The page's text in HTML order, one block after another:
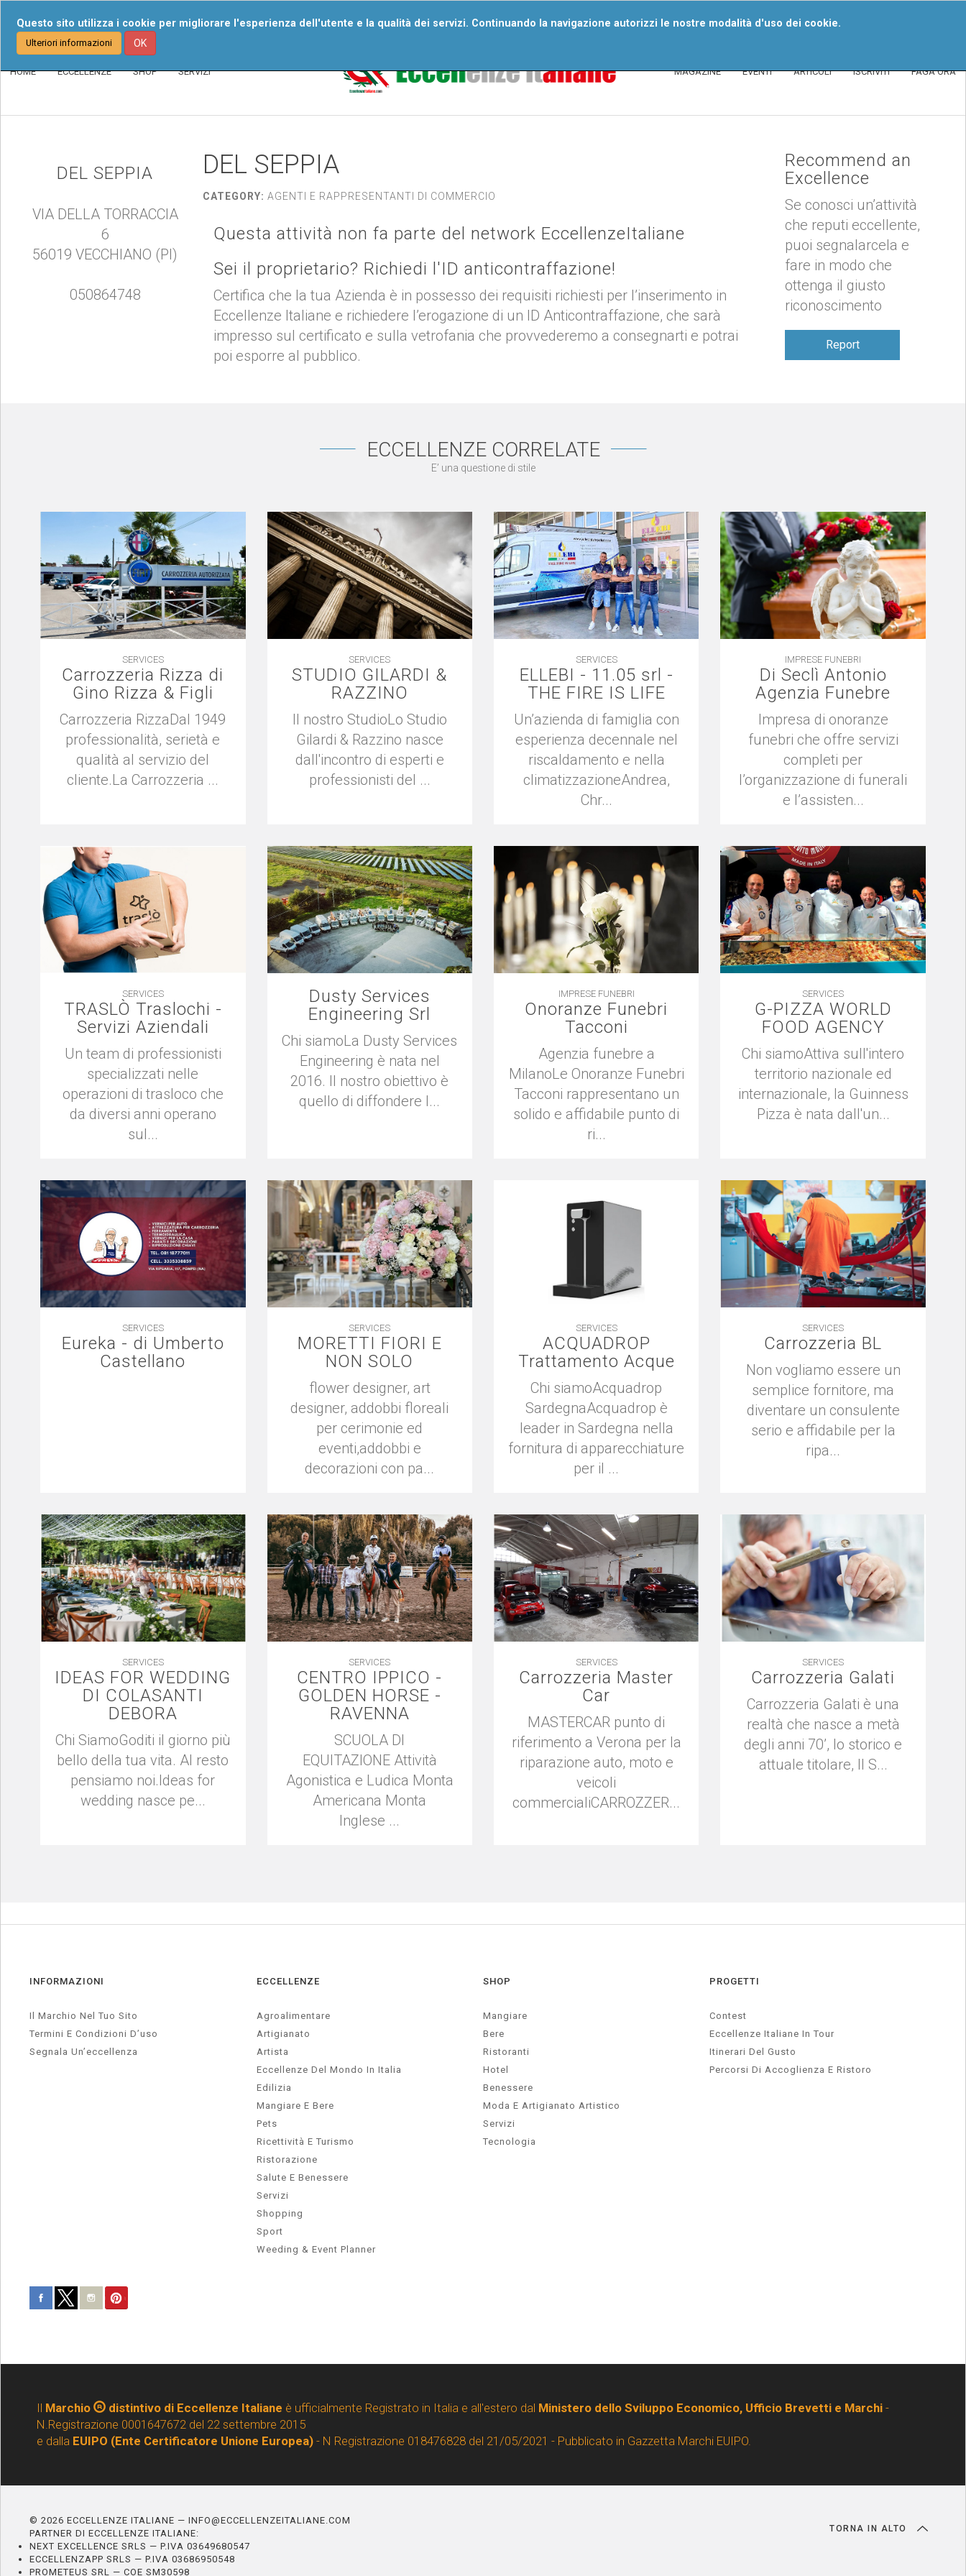
Questo sito utilizza i cookie per migliorare l'esperienza dell'utente e la qualità dei servizi. Continuando la navigazione autorizzi le nostre modalità d'uso dei cookie.
Ulteriori informazioni OK
HOME ECCELLENZE SHOP SERVIZI MAGAZINE EVENTI ARTICOLI ISCRIVITI PAGA ORA
DEL SEPPIA
CATEGORY: AGENTI E RAPPRESENTANTI DI COMMERCIO
Questa attività non fa parte del network EccellenzeItaliane
Sei il proprietario? Richiedi l'ID anticontraffazione!
Certifica che la tua Azienda è in possesso dei requisiti richiesti per l’inserimento in
Eccellenze Italiane e richiedere l’erogazione di un ID Anticontraffazione, che sarà
impresso sul certificato e sulla vetrofania che provvederemo a consegnarti e potrai
poi esporre al pubblico.
DEL SEPPIA
VIA DELLA TORRACCIA
6
56019 VECCHIANO (PI)
050864748
Recommend an
Excellence
Se conosci un’attività
che reputi eccellente,
puoi segnalarcela e
fare in modo che
ottenga il giusto
riconoscimento
Report
ECCELLENZE CORRELATE
E’ una questione di stile
SERVICES
Carrozzeria Rizza di
Gino Rizza & Figli
Carrozzeria RizzaDal 1949
professionalità, serietà e
qualità al servizio del
cliente.La Carrozzeria ...
SERVICES
STUDIO GILARDI &
RAZZINO
Il nostro StudioLo Studio
Gilardi & Razzino nasce
dall'incontro di esperti e
professionisti del ...
SERVICES
ELLEBI - 11.05 srl -
THE FIRE IS LIFE
Un’azienda di famiglia con
esperienza decennale nel
riscaldamento e nella
climatizzazioneAndrea,
Chr...
IMPRESE FUNEBRI
Di Seclì Antonio
Agenzia Funebre
Impresa di onoranze
funebri che offre servizi
completi per
l’organizzazione di funerali
e l’assisten...
SERVICES
TRASLÒ Traslochi -
Servizi Aziendali
Un team di professionisti
specializzati nelle
operazioni di trasloco che
da diversi anni operano
sul...
Dusty Services
Engineering Srl
Chi siamoLa Dusty Services
Engineering è nata nel
2016. Il nostro obiettivo è
quello di diffondere l...
IMPRESE FUNEBRI
Onoranze Funebri
Tacconi
Agenzia funebre a
MilanoLe Onoranze Funebri
Tacconi rappresentano un
solido e affidabile punto di
ri...
SERVICES
G-PIZZA WORLD
FOOD AGENCY
Chi siamoAttiva sull'intero
territorio nazionale ed
internazionale, la Guinness
Pizza è nata dall'un...
SERVICES
Eureka - di Umberto
Castellano
SERVICES
MORETTI FIORI E
NON SOLO
flower designer, art
designer, addobbi floreali
per cerimonie ed
eventi,addobbi e
decorazioni con pa...
SERVICES
ACQUADROP
Trattamento Acque
Chi siamoAcquadrop
SardegnaAcquadrop è
leader in Sardegna nella
fornitura di apparecchiature
per il ...
SERVICES
Carrozzeria BL
Non vogliamo essere un
semplice fornitore, ma
diventare un consulente
serio e affidabile per la
ripa...
SERVICES
IDEAS FOR WEDDING
DI COLASANTI
DEBORA
Chi SiamoGoditi il giorno più
bello della tua vita. Al resto
pensiamo noi.Ideas for
wedding nasce pe...
SERVICES
CENTRO IPPICO -
GOLDEN HORSE -
RAVENNA
SCUOLA DI
EQUITAZIONE Attività
Agonistica e Ludica Monta
Americana Monta
Inglese ...
SERVICES
Carrozzeria Master
Car
MASTERCAR punto di
riferimento a Verona per la
riparazione auto, moto e
veicoli
commercialiCARROZZER...
SERVICES
Carrozzeria Galati
Carrozzeria Galati è una
realtà che nasce a metà
degli anni 70’, lo storico e
attuale titolare, Il S...
INFORMAZIONI
Il Marchio Nel Tuo Sito
Termini E Condizioni D’uso
Segnala Un’eccellenza
ECCELLENZE
Agroalimentare
Artigianato
Artista
Eccellenze Del Mondo In Italia
Edilizia
Mangiare E Bere
Pets
Ricettività E Turismo
Ristorazione
Salute E Benessere
Servizi
Shopping
Sport
Weeding & Event Planner
SHOP
Mangiare
Bere
Ristoranti
Hotel
Benessere
Moda E Artigianato Artistico
Servizi
Tecnologia
PROGETTI
Contest
Eccellenze Italiane In Tour
Itinerari Del Gusto
Percorsi Di Accoglienza E Ristoro
Il Marchio distintivo di Eccellenze Italiane è ufficialmente Registrato in Italia e all'estero dal Ministero dello Sviluppo Economico, Ufficio Brevetti e Marchi-
N.Registrazione 0001647672 del 22 settembre 2015
e dalla EUIPO (Ente Certificatore Unione Europea) - N Registrazione 018476828 del 21/05/2021 - Pubblicato in Gazzetta Marchi EUIPO.
© 2026 ECCELLENZE ITALIANE — INFO@ECCELLENZEITALIANE.COM
PARTNER DI ECCELLENZE ITALIANE:
NEXT EXCELLENCE SRLS — P.IVA 03649680547
ECCELLENZAPP SRLS — P.IVA 03686950548
PROMETEUS SRL — COE SM30598
TORNA IN ALTO